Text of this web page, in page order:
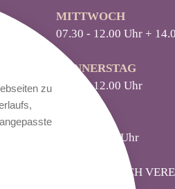
MITTWOCH
07.30 - 12.00 Uhr +
ONNERSTAG
07.30 - 12.00 Uhr
07.30 - 11.00Uhr
TERMINE NACH
zu